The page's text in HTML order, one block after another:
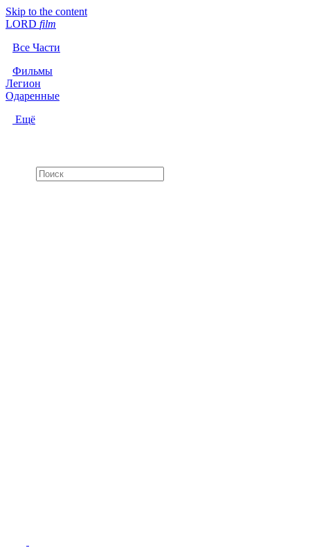
Skip to the content
LORD film
Все Части
Фильмы
Легион
Одаренные
Ещё